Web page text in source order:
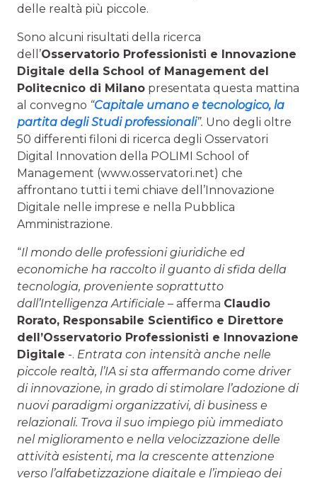
delle realtà più piccole.
Sono alcuni risultati della ricerca
dell’Osservatorio Professionisti e Innovazione
Digitale della School of Management del
Politecnico di Milano presentata questa mattina
al convegno “Capitale umano e tecnologico, la
partita degli Studi professionali”. Uno degli oltre
50 differenti filoni di ricerca degli Osservatori
Digital Innovation della POLIMI School of
Management (www.osservatori.net) che
affrontano tutti i temi chiave dell’Innovazione
Digitale nelle imprese e nella Pubblica
Amministrazione.
“Il mondo delle professioni giuridiche ed
economiche ha raccolto il guanto di sfida della
tecnologia, proveniente soprattutto
dall’Intelligenza Artificiale – afferma Claudio
Rorato, Responsabile Scientifico e Direttore
dell’Osservatorio Professionisti e Innovazione
Digitale -. Entrata con intensità anche nelle
piccole realtà, l’IA si sta affermando come driver
di innovazione, in grado di stimolare l’adozione di
nuovi paradigmi organizzativi, di business e
relazionali. Trova il suo impiego più immediato
nel miglioramento e nella velocizzazione delle
attività esistenti, ma la crescente attenzione
verso l’alfabetizzazione digitale e l’impiego dei